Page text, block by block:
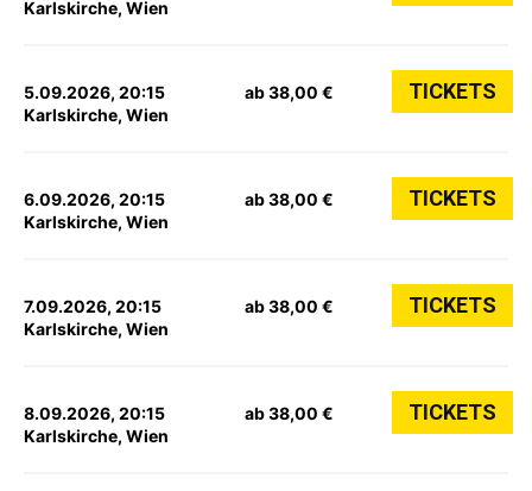
Karlskirche, Wien
5.09.2026, 20:15
Karlskirche, Wien
ab 38,00 € TICKETS
6.09.2026, 20:15
Karlskirche, Wien
ab 38,00 € TICKETS
7.09.2026, 20:15
Karlskirche, Wien
ab 38,00 € TICKETS
8.09.2026, 20:15
Karlskirche, Wien
ab 38,00 € TICKETS